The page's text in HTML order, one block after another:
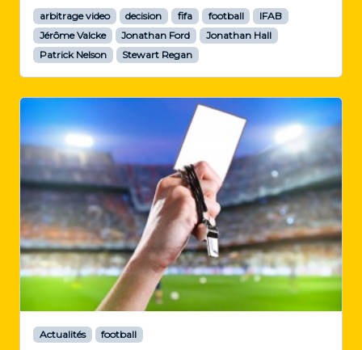
arbitrage video decision fifa football
IFAB
Jérôme Valcke
Jonathan Ford
Jonathan Hall
Patrick Nelson
Stewart Regan
Actualités football